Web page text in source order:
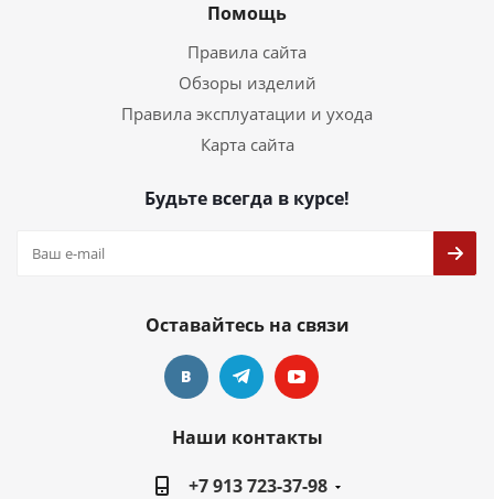
Помощь
Правила сайта
Обзоры изделий
Правила эксплуатации и ухода
Карта сайта
Будьте всегда в курсе!
Оставайтесь на связи
Наши контакты
+7 913 723-37-98